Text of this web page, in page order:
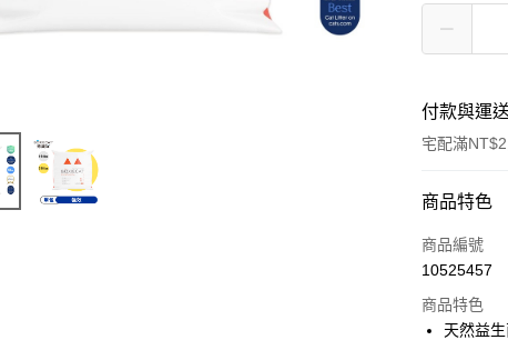
付款與運
宅配滿
付款方式
信用卡一次
3 期 0
商品特色
商品編號
10525457
商品特色
天然益